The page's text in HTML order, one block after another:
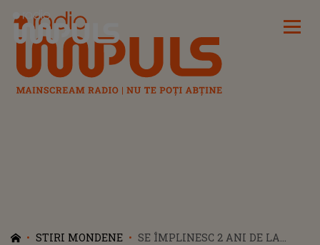
Radio Impuls
STIRI MONDENE
SE ÎMPLINESC 2 ANI DE LA